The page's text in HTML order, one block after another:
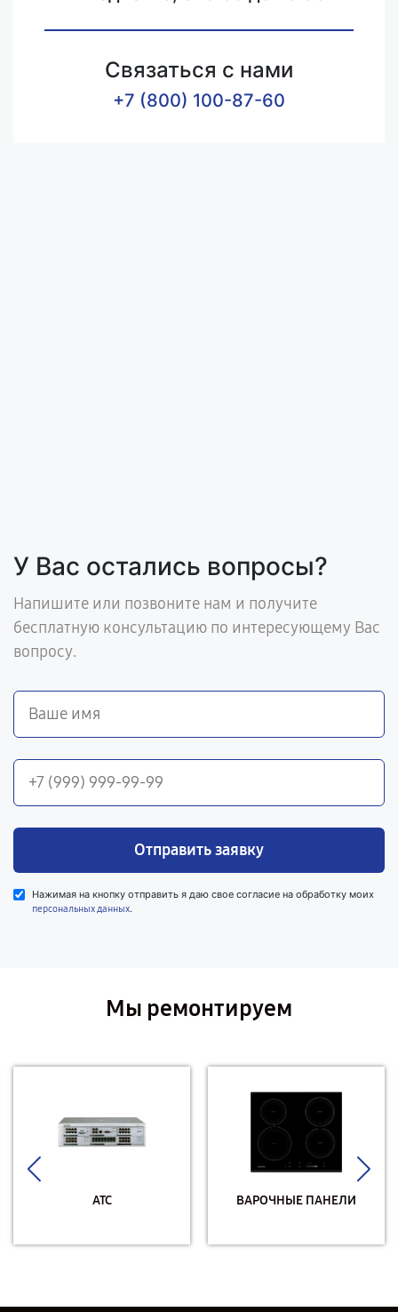
Связаться с нами
+7 (800) 100-87-60
У Вас остались вопросы?
Напишите или позвоните нам и получите
бесплатную консультацию по интересующему Вас
вопросу.
Отправить заявку
Нажимая на кнопку отправить я даю свое согласие на обработку моих
персональных данных.
Мы ремонтируем
АТС ВАРОЧНЫЕ ПАНЕЛИ